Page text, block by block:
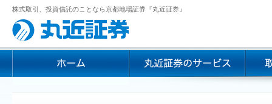
株式取引、投資信託のことなら京都地場証券『丸近証券』